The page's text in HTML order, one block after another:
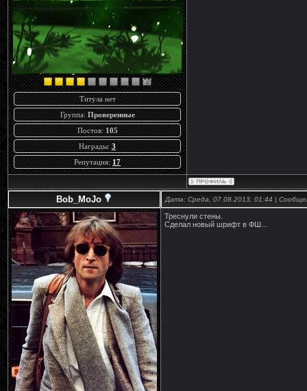
Титула нет
Группа: Проверенные
Постов: 105
Награды: 3
Репутация: 17
Bob_MoJo Дата: Среда, 07.08.2013, 01:44 |
Треснули стены.
Сделал новый шрифт в ФШ...